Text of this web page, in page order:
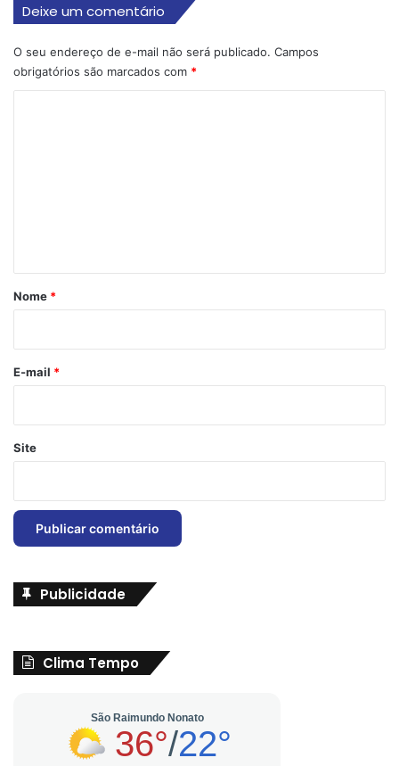
Deixe um comentário
O seu endereço de e-mail não será publicado. Campos
obrigatórios são marcados com *
r
*
Nome *
E-mail *
Site
Publicidade
Clima Tempo